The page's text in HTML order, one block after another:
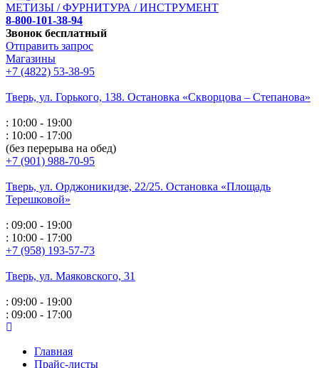
МЕТИЗЫ / ФУРНИТУРА / ИНСТРУМЕНТ
8-800-101-38-94
Звонок бесплатный
Отправить запрос
Магазины
+7 (4822) 53-38-95
Тверь, ул. Горького, 138. Остановка «Скворцова – Степанова»
: 10:00 - 19:00
: 10:00 - 17:00
(без перерыва на обед)
+7 (901) 988-70-95
Тверь, ул. Орджоникидзе, 22/25. Остановка «Площадь
Терешковой»
: 09:00 - 19:00
: 10:00 - 17:00
+7 (958) 193-57-73
Тверь, ул. Маяковского, 31
: 09:00 - 19:00
: 09:00 - 17:00
Главная
Прайс-листы